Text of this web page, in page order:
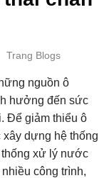
Trang Blogs
nguồn ô
hưởng đến sức
Để giảm thiểu ô
dựng hệ thống
xử lý nước
công trình,